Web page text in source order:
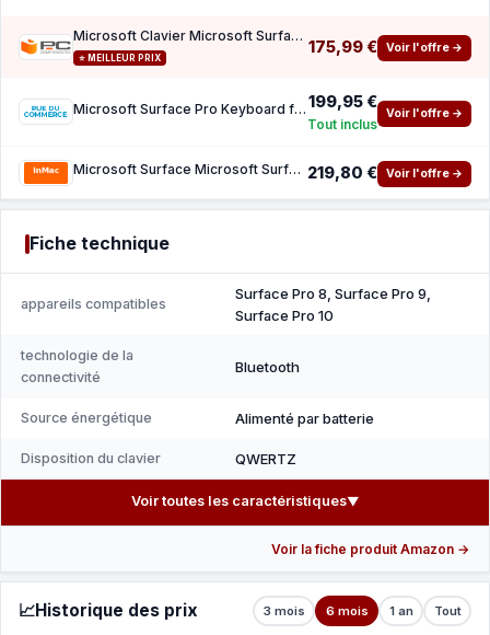
Microsoft Clavier Microsoft Surface Pro SC French France Comm Black AZERTY avec Touchpad
⭐ MEILLEUR PRIX
175,99 € Voir l'offre →
Microsoft Surface Pro Keyboard for Business - Black 199,95 €
Tout inclus
Voir l'offre →
Microsoft Surface Microsoft Surface Pro Keyboard for Business - clavier - avec rangement p 219,80 € Voir l'offre →
Fiche technique
appareils compatibles
Surface Pro 8, Surface Pro 9,
Surface Pro 10
technologie de la
connectivité
Bluetooth
Source énergétique Alimenté par batterie
Disposition du clavier QWERTZ
Voir toutes les caractéristiques▼
Voir la fiche produit Amazon →
📈Historique des prix 3 mois 6 mois 1 an Tout